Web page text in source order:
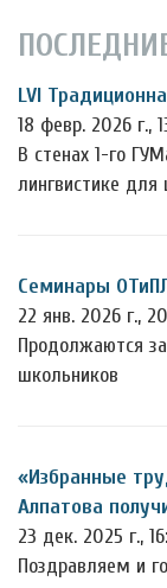
LVI
18 февр. 2026 г.,
В стенах 1-го
лингвистике для
Семинары
22 янв. 2026 г.,
Продолжаются
школьников
«Избранные
Алпатова
23 дек. 2025 г.,
Поздравляем и